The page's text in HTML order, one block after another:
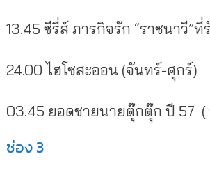
13.45 ซีรี่ส์ ภารกิจรัก “ราชนาวี”
24.00 ไฮโซสะออน (จันทร์-ศุกร์)
03.45 ยอดชายนายตุ๊กตุ๊ก ปี 57
ช่อง 3